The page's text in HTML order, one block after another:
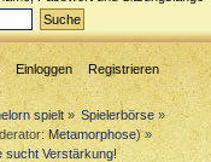
Einloggen Registrieren
spielt» Spielerbörse »
Metamorphose) »
sucht Verstärkung!